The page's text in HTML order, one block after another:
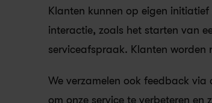
Klanten kunnen op eigen
interactie, zoals het starten van
serviceafspraak. Klanten
We verzamelen ook feedback via
om onze service te verbeteren en